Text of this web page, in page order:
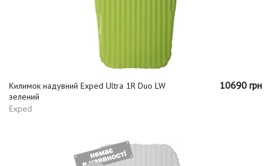
Килимок надувний Exped Ultra 1R Duo LW
зелений
Exped
10690 грн